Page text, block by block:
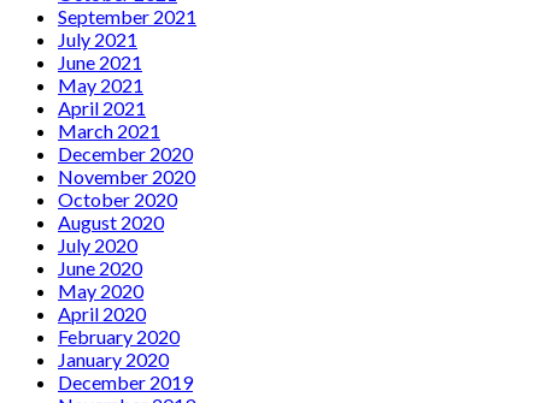
September 2021
July 2021
June 2021
May 2021
April 2021
March 2021
December 2020
November 2020
October 2020
August 2020
July 2020
June 2020
May 2020
April 2020
February 2020
January 2020
December 2019